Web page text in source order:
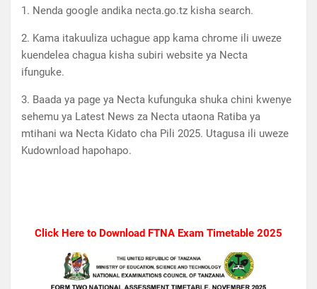
1. Nenda google andika necta.go.tz kisha search.
2. Kama itakuuliza uchague app kama chrome ili uweze
kuendelea chagua kisha subiri website ya Necta
ifunguke.
3. Baada ya page ya Necta kufunguka shuka chini kwenye
sehemu ya Latest News za Necta utaona Ratiba ya
mtihani wa Necta Kidato cha Pili 2025. Utagusa ili uweze
Kudownload hapohapo.
Click Here to Download FTNA Exam Timetable 2025